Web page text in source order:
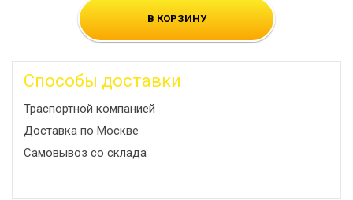
В КОРЗИНУ
Способы доставки
Траспортной компанией
Доставка по Москве
Самовывоз со склада